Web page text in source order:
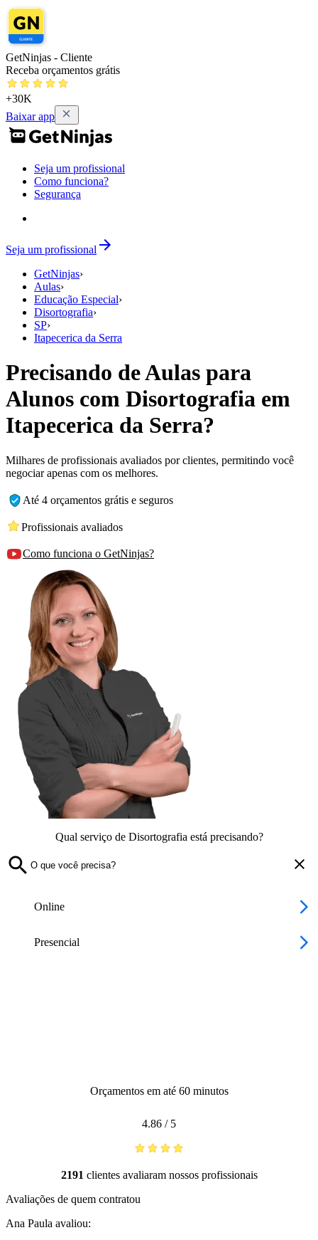
GetNinjas - Cliente
Receba orçamentos grátis
+30K
Baixar app
Seja um profissional
Como funciona?
Segurança
Seja um profissional
GetNinjas›
Aulas›
Educação Especial›
Disortografia›
SP›
Itapecerica da Serra
Precisando de Aulas para
Alunos com Disortografia em
Itapecerica da Serra?
Milhares de profissionais avaliados por clientes, permitindo você
negociar apenas com os melhores.
Até 4 orçamentos grátis e seguros
Profissionais avaliados
Como funciona o GetNinjas?
Qual serviço de Disortografia está precisando?
Online
Presencial
Orçamentos em até 60 minutos
4.86 / 5
2191 clientes avaliaram nossos profissionais
Avaliações de quem contratou
Ana Paula avaliou: